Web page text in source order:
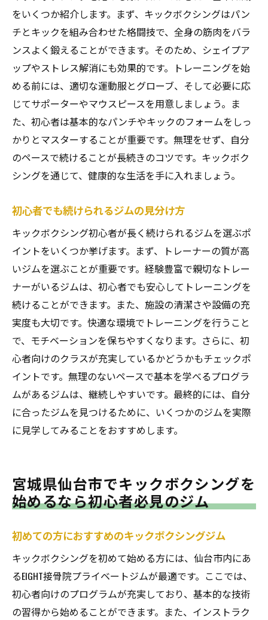
新しい挑戦を支えるジムのトレーニング内
容
初心者でも挑戦しやすいジムの紹介
仙台市で新しい挑戦を続けるためのコツ
EIGHT接骨院プライベートジムでキックボクシン
グ初心者でも安心
初心者でも安心のEIGHT接骨院プライベート
ジム
EIGHT接骨院プライベートジムの安心ポイン
初心者向けのプログラムと指導内容
EIGHT接骨院プライベートジムでの成功体験
談
初心者が安心して通えるジムの魅力
EIGHT接骨院プライベートジムの利用者の声
をいくつか紹介します。まず、キックボクシングはパン
チとキックを組み合わせた格闘技で、全身の筋肉をバラ
ンスよく鍛えることができます。そのため、シェイプア
ップやストレス解消にも効果的です。トレーニングを始
める前には、適切な運動服とグローブ、そして必要に応
じてサポーターやマウスピースを用意しましょう。ま
た、初心者は基本的なパンチやキックのフォームをしっ
かりとマスターすることが重要です。無理をせず、自分
のペースで続けることが長続きのコツです。キックボク
シングを通じて、健康的な生活を手に入れましょう。
初心者でも続けられるジムの見分け方
キックボクシング初心者が長く続けられるジムを選ぶポ
イントをいくつか挙げます。まず、トレーナーの質が高
いジムを選ぶことが重要です。経験豊富で親切なトレー
ナーがいるジムは、初心者でも安心してトレーニングを
続けることができます。また、施設の清潔さや設備の充
実度も大切です。快適な環境でトレーニングを行うこと
で、モチベーションを保ちやすくなります。さらに、初
心者向けのクラスが充実しているかどうかもチェックポ
イントです。無理のないペースで基本を学べるプログラ
ムがあるジムは、継続しやすいです。最終的には、自分
に合ったジムを見つけるために、いくつかのジムを実際
に見学してみることをおすすめします。
宮城県仙台市でキックボクシングを
始めるなら初心者必見のジム
初めての方におすすめのキックボクシングジム
キックボクシングを初めて始める方には、仙台市内にあ
るEIGHT接骨院プライベートジムが最適です。ここでは、
初心者向けのプログラムが充実しており、基本的な技術
の習得から始めることができます。また、インストラク